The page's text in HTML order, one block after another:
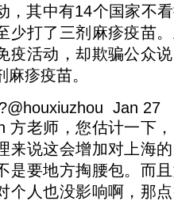
，其中有14个国家不
少打了三剂麻疹疫苗
疫活动，却欺骗公众
麻疹疫苗。
Jan 27
方老师，您估计一下
来说这会增加对上海
是要地方掏腰包。而
个人也没影响啊，那